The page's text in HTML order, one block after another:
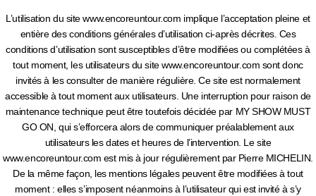
L’utilisation du site www.encoreuntour.com implique l’acceptation pleine et
entière des conditions générales d’utilisation ci-après décrites. Ces
conditions d’utilisation sont susceptibles d’être modifiées ou complétées à
tout moment, les utilisateurs du site www.encoreuntour.com sont donc
invités à les consulter de manière régulière. Ce site est normalement
accessible à tout moment aux utilisateurs. Une interruption pour raison de
maintenance technique peut être toutefois décidée par MY SHOW MUST
GO ON, qui s’efforcera alors de communiquer préalablement aux
utilisateurs les dates et heures de l’intervention. Le site
www.encoreuntour.com est mis à jour régulièrement par Pierre MICHELIN.
De la même façon, les mentions légales peuvent être modifiées à tout
moment : elles s’imposent néanmoins à l’utilisateur qui est invité à s’y